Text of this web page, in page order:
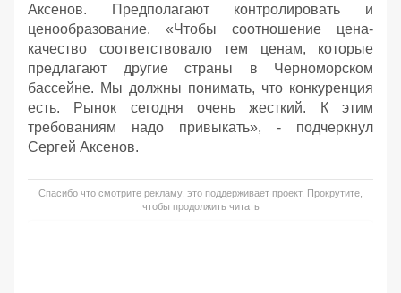
Аксенов. Предполагают контролировать и
ценообразование. «Чтобы соотношение цена-
качество соответствовало тем ценам, которые
предлагают другие страны в Черноморском
бассейне. Мы должны понимать, что конкуренция
есть. Рынок сегодня очень жесткий. К этим
требованиям надо привыкать», - подчеркнул
Сергей Аксенов.
Спасибо что смотрите рекламу, это поддерживает проект. Прокрутите,
чтобы продолжить читать